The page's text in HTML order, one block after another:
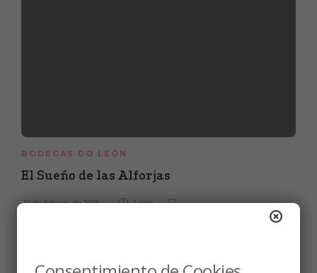
BODEGAS DO LEÓN
El Sueño de las Alforjas
10 de febrero de 2018 1 min